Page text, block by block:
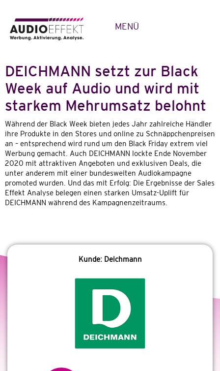
MENÜ
DEICHMANN setzt zur Black
Week auf Audio und wird mit
starkem Mehrumsatz belohnt
Während der Black Week bieten jedes Jahr zahlreiche Händler
ihre Produkte in den Stores und online zu Schnäppchenpreisen
an – entsprechend wird rund um den Black Friday extrem viel
Werbung gemacht. Auch DEICHMANN lockte Ende November
2020 mit attraktiven Angeboten und exklusiven Deals, die
unter anderem mit einer bundesweiten Audiokampagne
promoted wurden. Und das mit Erfolg: Die Ergebnisse der Sales
Effekt Analyse belegen einen starken Umsatz-Uplift für
DEICHMANN während des Kampagnenzeitraums.
Kunde: Deichmann